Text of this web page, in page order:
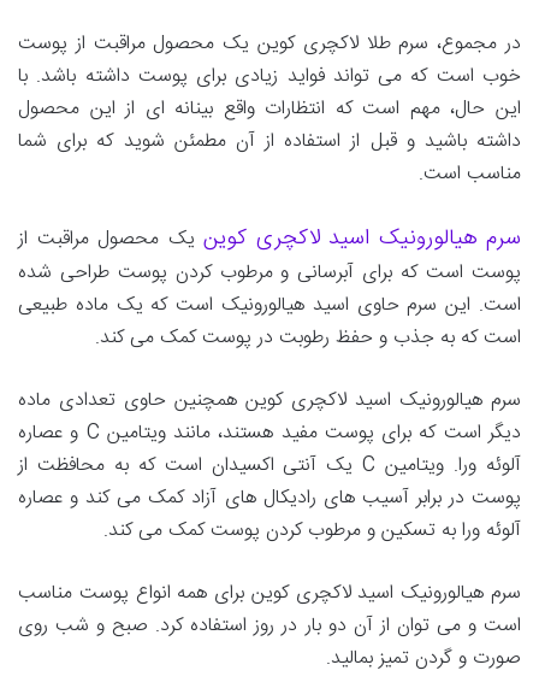
در مجموع، سرم طلا لاکچری کوین یک محصول مراقبت از پوست
خوب است که می تواند فواید زیادی برای پوست داشته باشد. با
این حال، مهم است که انتظارات واقع بینانه ای از این محصول
داشته باشید و قبل از استفاده از آن مطمئن شوید که برای شما
مناسب است.
سرم هیالورونیک اسید لاکچری کوین یک محصول مراقبت از
پوست است که برای آبرسانی و مرطوب کردن پوست طراحی شده
است. این سرم حاوی اسید هیالورونیک است که یک ماده طبیعی
است که به جذب و حفظ رطوبت در پوست کمک می کند.
سرم هیالورونیک اسید لاکچری کوین همچنین حاوی تعدادی ماده
دیگر است که برای پوست مفید هستند، مانند ویتامین C و عصاره
آلوئه ورا. ویتامین C یک آنتی اکسیدان است که به محافظت از
پوست در برابر آسیب های رادیکال های آزاد کمک می کند و عصاره
آلوئه ورا به تسکین و مرطوب کردن پوست کمک می کند.
سرم هیالورونیک اسید لاکچری کوین برای همه انواع پوست مناسب
است و می توان از آن دو بار در روز استفاده کرد. صبح و شب روی
صورت و گردن تمیز بمالید.